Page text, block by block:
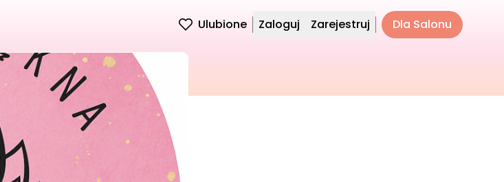
Ulubione Zaloguj Zarejestruj Dla Salonu